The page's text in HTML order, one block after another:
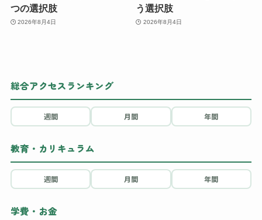
つの選択肢
2026年8月4日
う選択肢
2026年8月4日
総合アクセスランキング
週間 月間 年間
教育・カリキュラム
週間 月間 年間
学費・お金